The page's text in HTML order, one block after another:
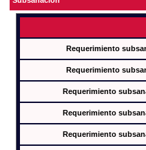
Requerimiento
Requerimiento
Requerimiento
Requerimiento
Requerimiento